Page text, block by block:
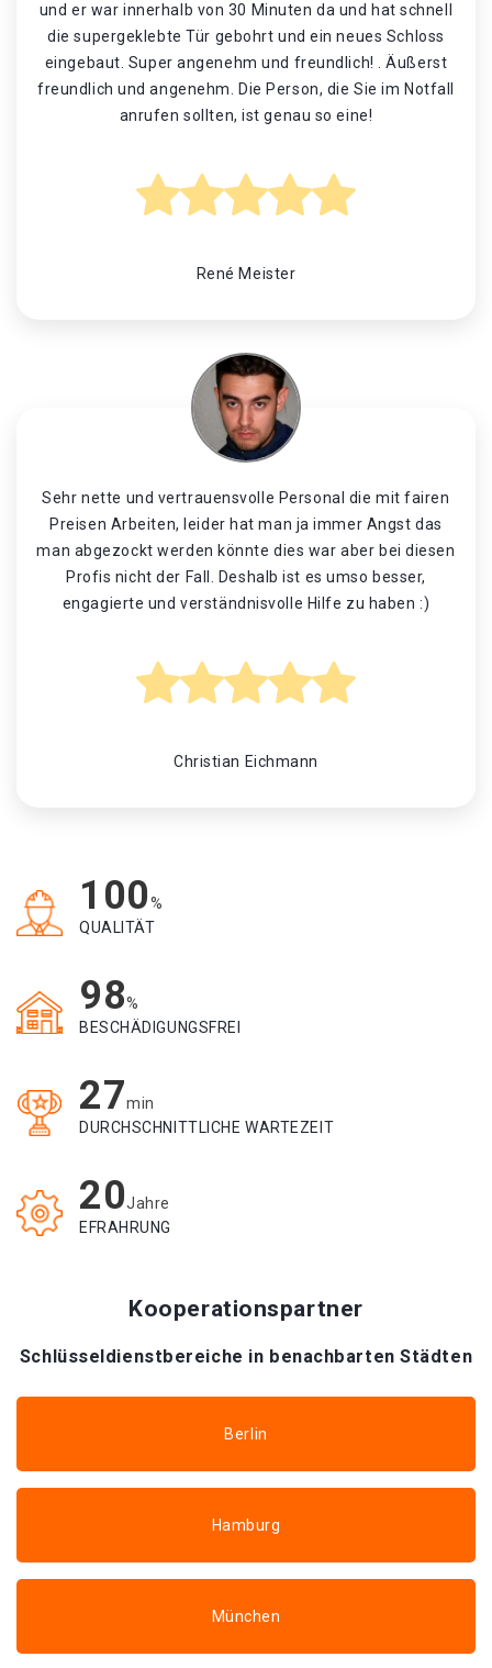
und er war innerhalb von 30 Minuten da und hat schnell
die supergeklebte Tür gebohrt und ein neues Schloss
eingebaut. Super angenehm und freundlich! . Äußerst
freundlich und angenehm. Die Person, die Sie im Notfall
anrufen sollten, ist genau so eine!
René Meister
Sehr nette und vertrauensvolle Personal die mit fairen
Preisen Arbeiten, leider hat man ja immer Angst das
man abgezockt werden könnte dies war aber bei diesen
Profis nicht der Fall. Deshalb ist es umso besser,
engagierte und verständnisvolle Hilfe zu haben :)
Christian Eichmann
100%
QUALITÄT
98%
BESCHÄDIGUNGSFREI
27min
DURCHSCHNITTLICHE WARTEZEIT
20Jahre
EFRAHRUNG
Kooperationspartner
Schlüsseldienstbereiche in benachbarten Städten
Berlin
Hamburg
München